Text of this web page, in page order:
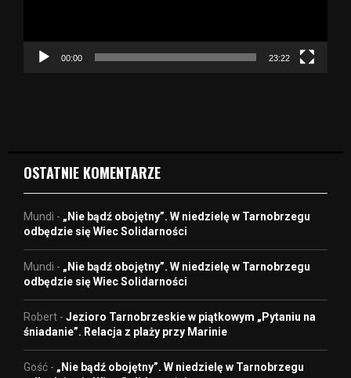
c
00:00 23:22
OSTATNIE KOMENTARZE
Mundi - „Nie bądź obojętny”. W niedzielę w Tarnobrzegu
odbędzie się Wiec Solidarności
Mundi - „Nie bądź obojętny”. W niedzielę w Tarnobrzegu
odbędzie się Wiec Solidarności
Robert - Jezioro Tarnobrzeskie w piątkowym „Pytaniu na
śniadanie”. Relacja z plaży przy Marinie
Gość - „Nie bądź obojętny”. W niedzielę w Tarnobrzegu